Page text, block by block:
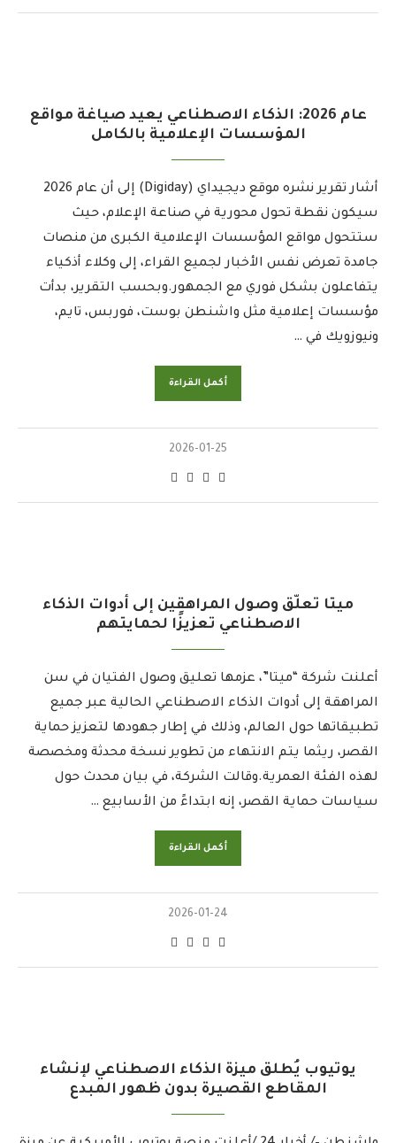
عام 2026: الذكاء الاصطناعي يعيد صياغة مواقع
المؤسسات الإعلامية بالكامل
أشار تقرير نشره موقع ديجيداي (Digiday) إلى أن عام 2026
سيكون نقطة تحول محورية في صناعة الإعلام، حيث
ستتحول مواقع المؤسسات الإعلامية الكبرى من منصات
جامدة تعرض نفس الأخبار لجميع القراء، إلى وكلاء أذكياء
يتفاعلون بشكل فوري مع الجمهور.وبحسب التقرير، بدأت
مؤسسات إعلامية مثل واشنطن بوست، فوربس، تايم،
ونيوزويك في …
أكمل القراءة
2026-01-25
ميتا تعلّق وصول المراهقين إلى أدوات الذكاء
الاصطناعي تعزيزًا لحمايتهم
أعلنت شركة “ميتا”، عزمها تعليق وصول الفتيان في سن
المراهقة إلى أدوات الذكاء الاصطناعي الحالية عبر جميع
تطبيقاتها حول العالم، وذلك في إطار جهودها لتعزيز حماية
القصر، ريثما يتم الانتهاء من تطوير نسخة محدثة ومخصصة
لهذه الفئة العمرية.وقالت الشركة، في بيان محدث حول
سياسات حماية القصر، إنه ابتداءً من الأسابيع …
أكمل القراءة
2026-01-24
يوتيوب يُطلق ميزة الذكاء الاصطناعي لإنشاء
المقاطع القصيرة بدون ظهور المبدع